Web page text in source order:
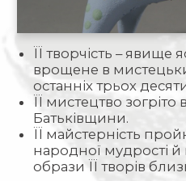
ЇЇ творчість – явище
врощене в
останніх трьох
ЇЇ мистецтво
Батьківщини.
ЇЇ майстерність
народної мудрості й
образи ЇЇ творів